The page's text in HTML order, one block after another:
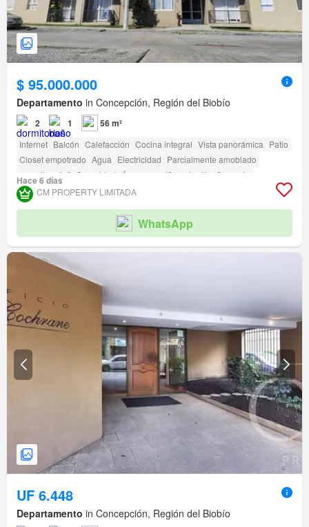
$ 95.000.000
Departamento in Concepción, Región del Biobío
2 1 56 m²
Internet Balcón Calefacción Cocina integral Vista panorámica Patio
Closet empotrado Agua Electricidad Parcialmente amoblado
amenity_wi_fi Seguridad Área para niños Jardín
Conserje
Caseta de vigilancia
Hace 6 días
CM PROPERTY LIMITADA
WhatsApp
UF 6.448
Departamento in Concepción, Región del Biobío